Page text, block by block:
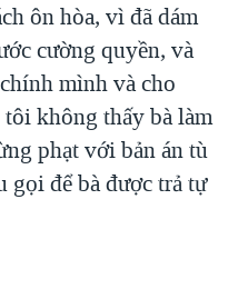
ôn hòa, vì đã dám
cường quyền, và
mình và cho
không thấy bà làm
phạt với bản án tù
gọi để bà được trả tự